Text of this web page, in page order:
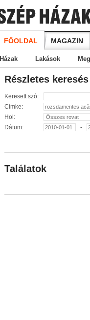
FŐOLDAL MAGAZIN
Házak Lakások
Részletes keresés
Keresett szó:
Címke:
Hol:
Dátum:
-
Találatok